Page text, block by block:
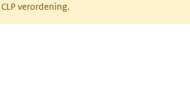
verordening.